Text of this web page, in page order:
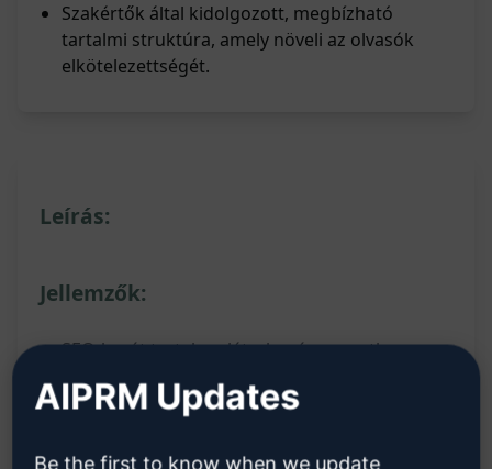
Szakértők által kidolgozott, megbízható
tartalmi struktúra, amely növeli az olvasók
elkötelezettségét.
Leírás:
Jellemzők:
SEO-barát tartalom létrehozása egyetlen
prompt segítségével
Tartalomtábla, bevezetés, cím, meta leírás, H1-
H3 fejlécek (mindegyikhez 100 szó), gyakran
AIPRM Updates
Be the first to know when we update